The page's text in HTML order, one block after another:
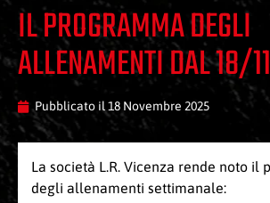
IL PROGRAMMA DEGLI
ALLENAMENTI DAL 18/
Pubblicato il18 Novembre 2025
La società L.R. Vicenza rende noto il
degli allenamenti settimanale: